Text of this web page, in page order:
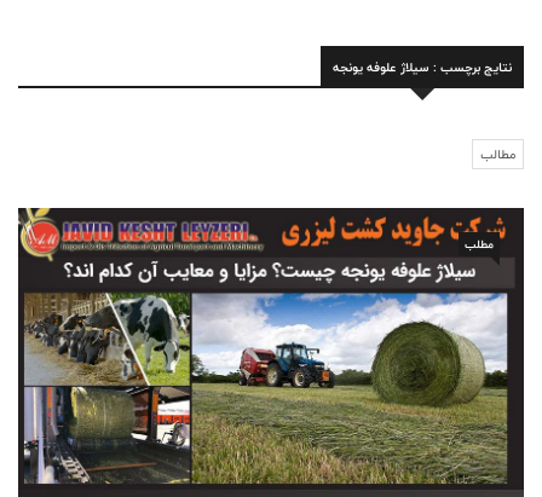
نتایج برچسب : سیلاژ علوفه یونجه
مطالب
مطلب